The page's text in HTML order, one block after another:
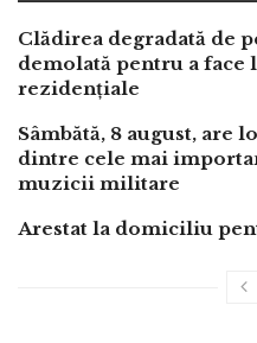
Clădirea degradată de
demolată pentru a
rezidențiale
Sâmbătă, 8 august, are
dintre cele mai
muzicii militare
Arestat la domiciliu